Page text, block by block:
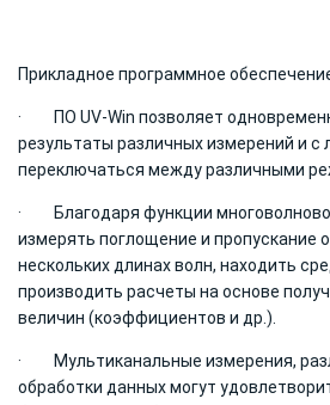
Прикладное программное
· ПО UV-Win позволяет
результаты различных измерений и с
переключаться между различными
· Благодаря функции
измерять поглощение и пропускание
нескольких длинах волн, находить
производить расчеты на основе
величин (коэффициентов и др.).
· Мультиканальные измерения,
обработки данных могут